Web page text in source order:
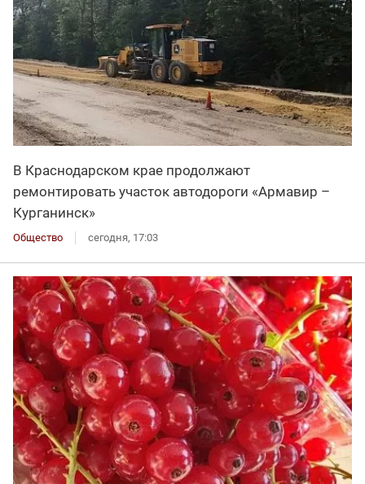
В Краснодарском крае продолжают
ремонтировать участок автодороги «Армавир –
Курганинск»
Общество сегодня, 17:03